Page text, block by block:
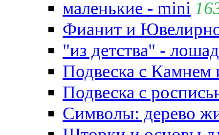
маленькие - mini
Фианит и
"из детства" -
Подвеска с
Подвеска с
Символы: дерево